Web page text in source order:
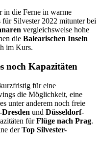
in die Ferne in warme
Silvester 2022 mitunter bei
vergleichsweise hohe
die Balearischen Inseln
im Kurs.
noch Kapazitäten
für eine
die Möglichkeit, eine
unter anderem noch freie
und Düsseldorf-
fürFlüge nach Prag.
derTop Silvester-